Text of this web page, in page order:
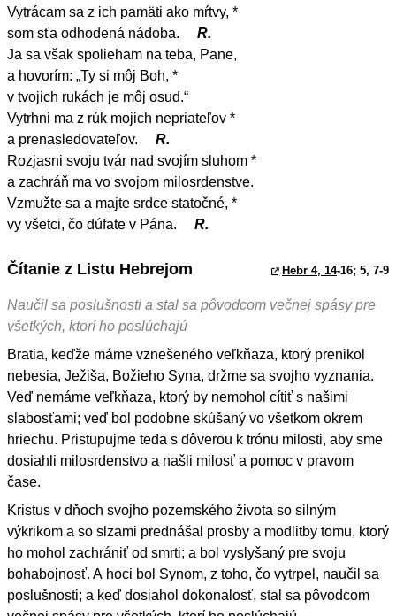
Vytrácam sa z ich pamäti ako mŕtvy, *
som sťa odhodená nádoba.
R.
Ja sa však spolieham na teba, Pane,
a hovorím: „Ty si môj Boh, *
v tvojich rukách je môj osud.“
Vytrhni ma z rúk mojich nepriateľov *
a prenasledovateľov.
R.
Rozjasni svoju tvár nad svojím sluhom *
a zachráň ma vo svojom milosrdenstve.
Vzmužte sa a majte srdce statočné, *
vy všetci, čo dúfate v Pána.
R.
Čítanie z Listu Hebrejom Hebr 4, 14-16; 5, 7-9
Naučil sa poslušnosti a stal sa pôvodcom večnej spásy pre
všetkých, ktorí ho poslúchajú
Bratia, keďže máme vznešeného veľkňaza, ktorý prenikol
nebesia, Ježiša, Božieho Syna, držme sa svojho vyznania.
Veď nemáme veľkňaza, ktorý by nemohol cítiť s našimi
slabosťami; veď bol podobne skúšaný vo všetkom okrem
hriechu. Pristupujme teda s dôverou k trónu milosti, aby sme
dosiahli milosrdenstvo a našli milosť a pomoc v pravom
čase.
Kristus v dňoch svojho pozemského života so silným
výkrikom a so slzami prednášal prosby a modlitby tomu, ktorý
ho mohol zachrániť od smrti; a bol vyslyšaný pre svoju
bohabojnosť. A hoci bol Synom, z toho, čo vytrpel, naučil sa
poslušnosti; a keď dosiahol dokonalosť, stal sa pôvodcom